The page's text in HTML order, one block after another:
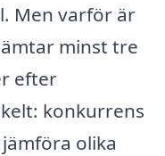
Men varför är
minst tre
efter
konkurrens
olika